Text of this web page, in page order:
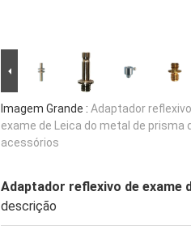
Imagem Grande : Adaptador
exame de Leica do metal de prisma
acessórios
Adaptador reflexivo de exame
descrição